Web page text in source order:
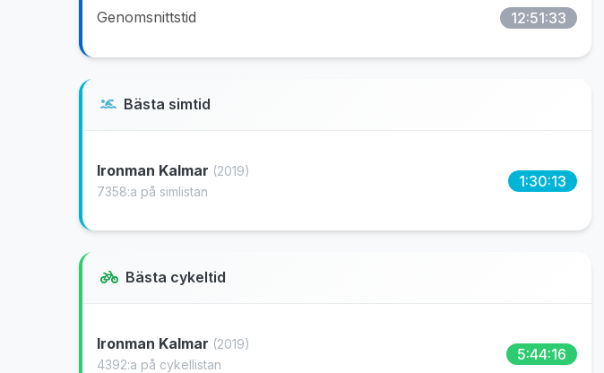
Genomsnittstid 12:51:33
Bästa simtid
Ironman Kalmar (2019)
7358:a på simlistan
1:30:13
Bästa cykeltid
Ironman Kalmar (2019)
4392:a på cykellistan
5:44:16